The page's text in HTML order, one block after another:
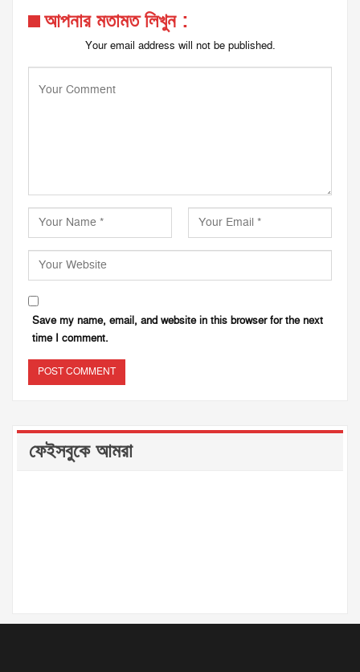
আপনার মতামত লিখুন :
Your email address will not be published.
Save my name, email, and website in this browser for the next
time I comment.
ফেইসবুকে আমরা